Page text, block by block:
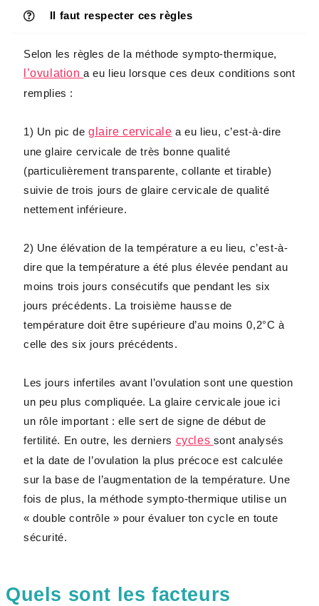
Il faut respecter ces règles
Selon les règles de la méthode sympto-thermique,
l’ovulationa eu lieu lorsque ces deux conditions sont
remplies :
1) Un pic de glaire cervicale a eu lieu, c’est-à-dire
une glaire cervicale de très bonne qualité
(particulièrement transparente, collante et tirable)
suivie de trois jours de glaire cervicale de qualité
nettement inférieure.
2) Une élévation de la température a eu lieu, c’est-à-
dire que la température a été plus élevée pendant au
moins trois jours consécutifs que pendant les six
jours précédents. La troisième hausse de
température doit être supérieure d’au moins 0,2°C à
celle des six jours précédents.
Les jours infertiles avant l’ovulation sont une question
un peu plus compliquée. La glaire cervicale joue ici
un rôle important : elle sert de signe de début de
fertilité. En outre, les derniers cycles sont analysés
et la date de l’ovulation la plus précoce est calculée
sur la base de l’augmentation de la température. Une
fois de plus, la méthode sympto-thermique utilise un
« double contrôle » pour évaluer ton cycle en toute
sécurité.
Quels sont les facteurs